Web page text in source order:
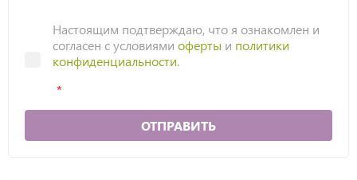
Настоящим подтверждаю, что я ознакомлен и
согласен с условиями оферты и политики
конфиденциальности.
ОТПРАВИТЬ